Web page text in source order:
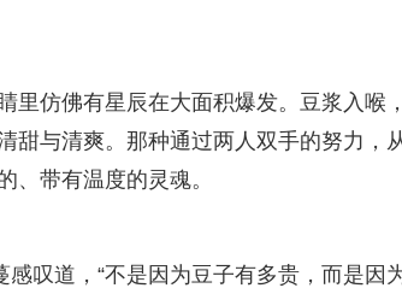
里仿佛有星辰在大面积爆发。豆浆入喉
甜与清爽。那种通过两人双手的努力，
、带有温度的灵魂。
感叹道，“不是因为豆子有多贵，而是因